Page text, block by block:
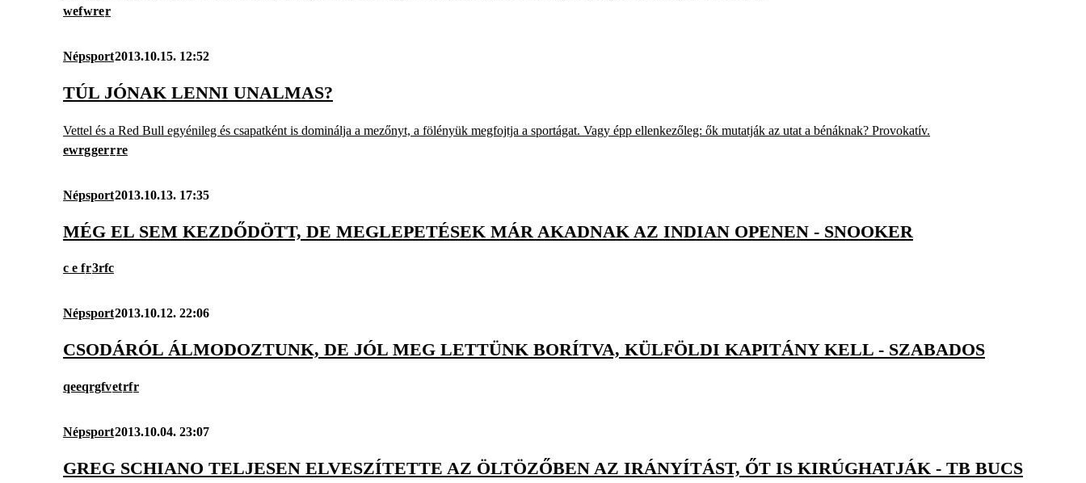
wefwrer
Népsport2013.10.15. 12:52
TÚL JÓNAK LENNI UNALMAS?
Vettel és a Red Bull egyénileg és csapatként is dominálja a mezőnyt, a fölényük megfojtja a sportágat. Vagy épp ellenkezőleg: ők mutatják az utat a bénáknak? Provokatív.
ewrggerrre
Népsport2013.10.13. 17:35
MÉG EL SEM KEZDŐDÖTT, DE MEGLEPETÉSEK MÁR AKADNAK AZ INDIAN OPENEN - SNOOKER
c e fr3rfc
Népsport2013.10.12. 22:06
CSODÁRÓL ÁLMODOZTUNK, DE JÓL MEG LETTÜNK BORÍTVA, KÜLFÖLDI KAPITÁNY KELL - SZABADOS
qeeqrgfvetrfr
Népsport2013.10.04. 23:07
GREG SCHIANO TELJESEN ELVESZÍTETTE AZ ÖLTÖZŐBEN AZ IRÁNYÍTÁST, ŐT IS KIRÚGHATJÁK - TB BUCS